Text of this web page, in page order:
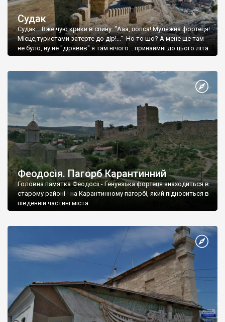
Судак
Судак... Вже чую крики в спину: "Ааа, попса! Муляжна фортеця!
Місце,туристами затерте до дір!..." Но то шо? А мене ще там
не було, ну не "дірявив" я там нічого... принаймні до цього літа.
Феодосія. Пагорб Карантинний
Головна памятка Феодосії - Генуезька фортеця знаходиться в
старому районі - на Карантинному пагорбі, який підноситься в
південній частині міста.